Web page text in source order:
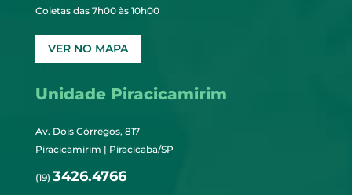
Coletas das 7h00 às 10h00
VER NO MAPA
Unidade Piracicamirim
Av. Dois Córregos, 817
Piracicamirim | Piracicaba/SP
(19) 3426.4766